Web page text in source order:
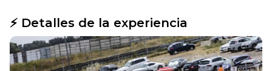
⚡ Detalles de la experiencia